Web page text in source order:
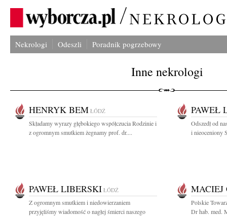
Nekrologi Odeszli Poradnik pogrzebowy
Inne nekrologi
HENRYK BEM ŁÓDŹ
Składamy wyrazy głębokiego współczucia Rodzinie i
z ogromnym smutkiem żegnamy prof. dr....
PAWEŁ
Odszedł od
i nieoceniony
PAWEŁ LIBERSKI ŁÓDŹ
Z ogromnym smutkiem i niedowierzaniem
przyjęliśmy wiadomość o nagłej śmierci naszego
Polskie
Dr hab. med.